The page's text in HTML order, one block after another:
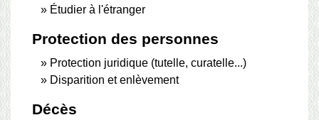
Étudier à l'étranger
Protection des personnes
Protection juridique (tutelle, curatelle...)
Disparition et enlèvement
Décès